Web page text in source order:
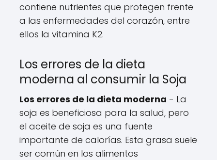
contiene nutrientes que protegen frente
a las enfermedades del corazón, entre
ellos la vitamina K2.
Los errores de la dieta
moderna al consumir la Soja
Los errores de la dieta moderna - La
soja es beneficiosa para la salud, pero
el aceite de soja es una fuente
importante de calorías. Esta grasa suele
ser común en los alimentos